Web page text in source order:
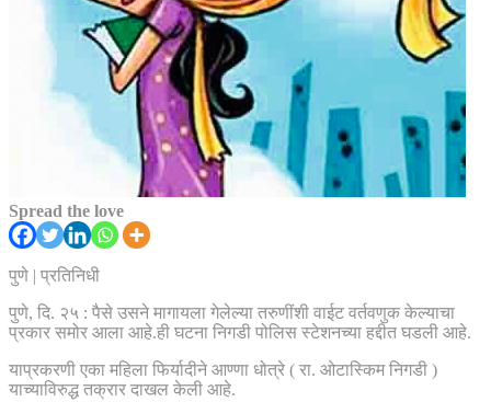
Spread the love
पुणे | प्रतिनिधी
पुणे, दि. २५ : पैसे उसने मागायला गेलेल्या तरुणींशी वाईट वर्तवणुक केल्याचा
प्रकार समोर आला आहे.ही घटना निगडी पोलिस स्टेशनच्या हद्दीत घडली आहे.
याप्रकरणी एका महिला फिर्यादीने आण्णा धोत्रे ( रा. ओटास्किम निगडी )
याच्याविरुद्ध तक्रार दाखल केली आहे.